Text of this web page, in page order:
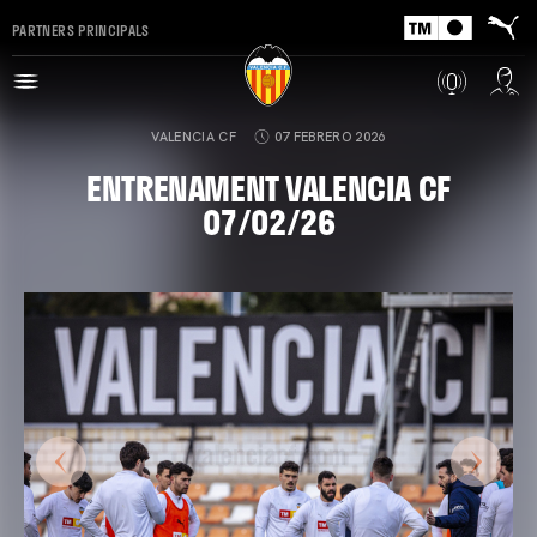
PARTNERS PRINCIPALS
VALENCIA CF 07 FEBRERO 2026
ENTRENAMENT VALENCIA CF
07/02/26